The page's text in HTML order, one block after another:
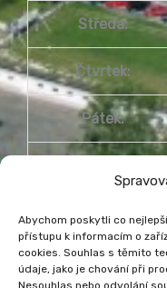
Abychom poskytli co
přístupu k informacím o
cookies. Souhlas s těmito
údaje, jako je chování při
Nesouhlas nebo odvolání
Středa:
Čtvrtek:
Pátek:
Neděle: